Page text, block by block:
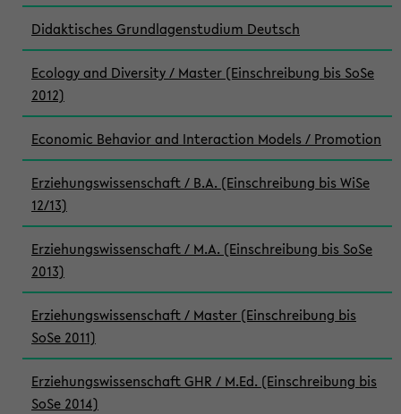
Didaktisches Grundlagenstudium Deutsch
Ecology and Diversity / Master (Einschreibung bis SoSe
2012)
Economic Behavior and Interaction Models / Promotion
Erziehungswissenschaft / B.A. (Einschreibung bis WiSe
12/13)
Erziehungswissenschaft / M.A. (Einschreibung bis SoSe
2013)
Erziehungswissenschaft / Master (Einschreibung bis
SoSe 2011)
Erziehungswissenschaft GHR / M.Ed. (Einschreibung bis
SoSe 2014)